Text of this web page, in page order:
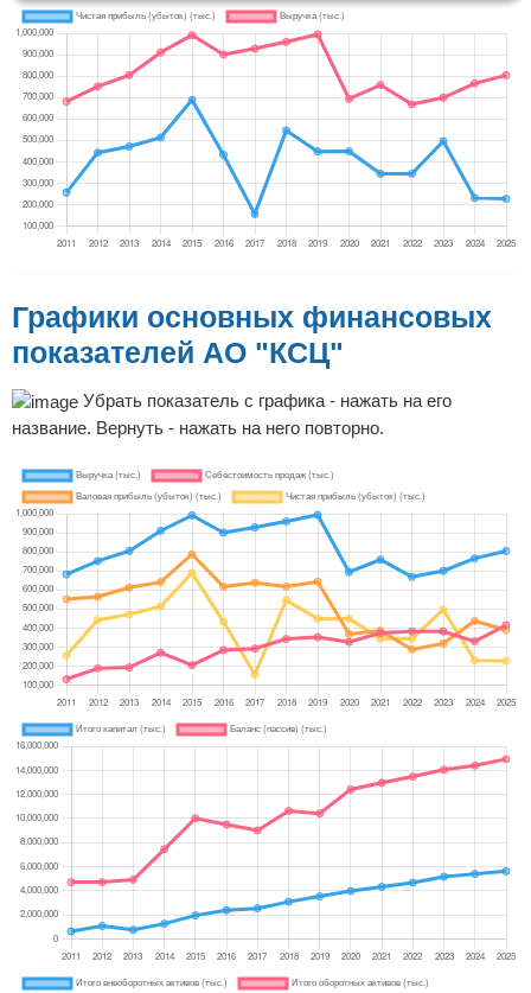
Графики основных финансовых
показателей АО "КСЦ"
Убрать показатель с графика - нажать на его
название. Вернуть - нажать на него повторно.